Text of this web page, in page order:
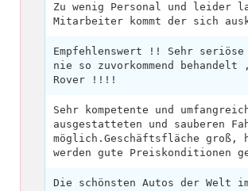
Zu wenig Personal und leider
Mitarbeiter kommt der sich
Empfehlenswert !! Sehr seriöse
nie so zuvorkommend
Rover !!!!
Sehr kompetente und
ausgestatteten und sauberen
möglich.Geschäftsfläche
werden gute Preiskonditionen
Die schönsten Autos der Welt